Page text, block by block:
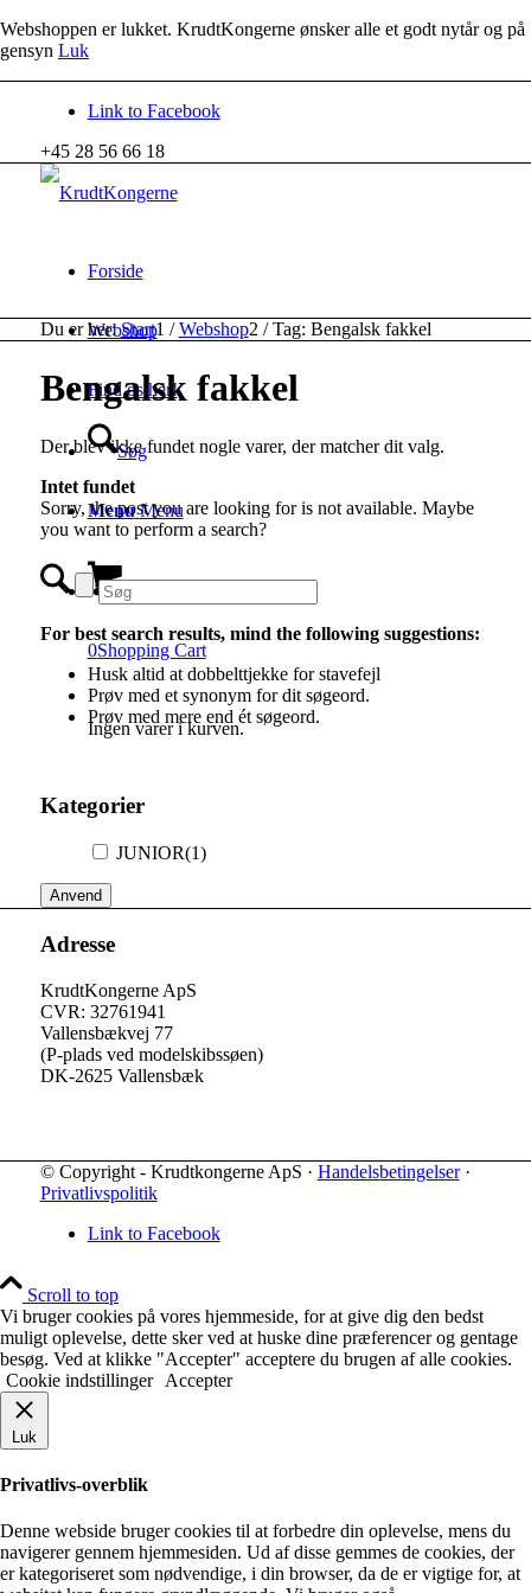
Webshoppen er lukket. KrudtKongerne ønsker alle et godt nytår og på
gensyn Luk
Link to Facebook
+45 28 56 66 18
Forside
Webshop
Find os her!
Søg
Menu Menu
0Shopping Cart
Ingen varer i kurven.
Du er her: Start1 / Webshop2 / Tag: Bengalsk fakkel
Bengalsk fakkel
Der blev ikke fundet nogle varer, der matcher dit valg.
Intet fundet
Sorry, the post you are looking for is not available. Maybe
you want to perform a search?
For best search results, mind the following suggestions:
Husk altid at dobbelttjekke for stavefejl
Prøv med et synonym for dit søgeord.
Prøv med mere end ét søgeord.
Kategorier
JUNIOR(1)
Anvend
Adresse
KrudtKongerne ApS
CVR: 32761941
Vallensbækvej 77
(P-plads ved modelskibssøen)
DK-2625 Vallensbæk
© Copyright - Krudtkongerne ApS · Handelsbetingelser·
Privatlivspolitik
Link to Facebook
Scroll to top
Vi bruger cookies på vores hjemmeside, for at give dig den bedst
muligt oplevelse, dette sker ved at huske dine præferencer og gentage
besøg. Ved at klikke "Accepter" acceptere du brugen af alle cookies.
Cookie indstillinger
Accepter
Luk
Privatlivs-overblik
Denne webside bruger cookies til at forbedre din oplevelse, mens du
navigerer gennem hjemmesiden. Ud af disse gemmes de cookies, der
er kategoriseret som nødvendige, i din browser, da de er vigtige for, at